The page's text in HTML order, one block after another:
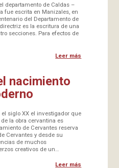
departamento de Caldas –
fue escrita en Manizales, en
del Departamento de
es la escritura de una
secciones. Para efectos de
Leer más
nacimiento
el siglo XX el investigador que
la obra cervantina es
de Cervantes reserva
Cervantes y desde su
de muchos
creativos de un…
Leer más